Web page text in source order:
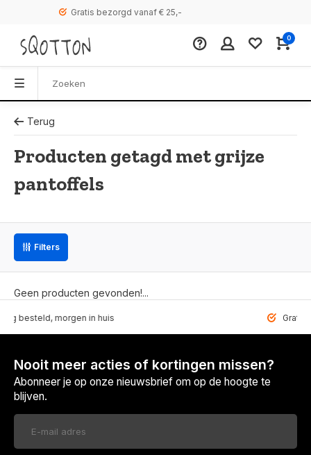
Gratis bezorgd vanaf € 25,-
0
Terug
Producten getagd met grijze
pantoffels
Filters
Geen producten gevonden!...
morgen in huis Gratis
Nooit meer acties of kortingen missen?
Abonneer je op onze nieuwsbrief om op de hoogte te
blijven.